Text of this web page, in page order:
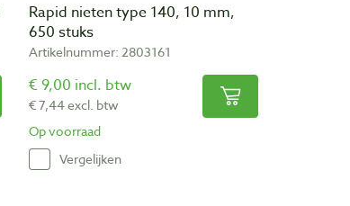
Rapid nieten type 140, 10 mm,
650 stuks
Artikelnummer: 2803161
€ 9,00 incl. btw
€ 7,44 excl. btw
Op voorraad
Vergelijken